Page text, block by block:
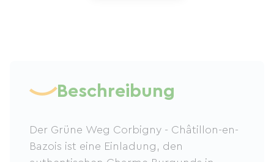
Beschreibung
Der Grüne Weg Corbigny - Châtillon-en-
Bazois ist eine Einladung, den